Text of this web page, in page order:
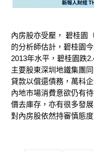
內房股亦受壓， 碧桂園
的分析師估計，碧桂園
2013年水平，碧桂園跌
主要股東深圳地鐵集團
貸款以償還債務，萬科
內地市場消費意欲仍有
價去庫存，亦有很多發
對內房股依然持審慎態度